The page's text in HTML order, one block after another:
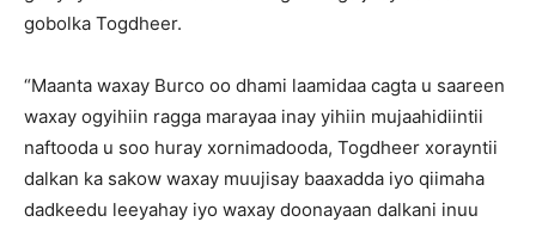
gobolka Togdheer.
“Maanta waxay Burco oo dhami laamidaa cagta u saareen
waxay ogyihiin ragga marayaa inay yihiin mujaahidiintii
naftooda u soo huray xornimadooda, Togdheer xorayntii
dalkan ka sakow waxay muujisay baaxadda iyo qiimaha
dadkeedu leeyahay iyo waxay doonayaan dalkani inuu